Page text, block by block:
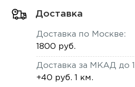
Доставка
Доставка по Москве:
1800 руб.
Доставка за МКАД до
+40 руб. 1 км.